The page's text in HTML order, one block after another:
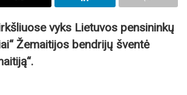
vyks Lietuvos pensininkų
Žemaitijos bendrijų šventė